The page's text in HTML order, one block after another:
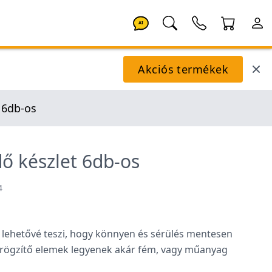
AI
Akciós termékek
os
készlet 6db-os
teszi, hogy könnyen és sérülés mentesen
elemek legyenek akár fém, vagy műanyag